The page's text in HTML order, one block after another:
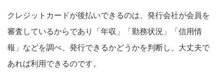
クレジットカードが後払いできるのは、発行会社が会員を
審査しているからであり「年収」「勤務状況」「信用情
報」などを調べ、発行できるかどうかを判断し、大丈夫で
あれば利用できるのです。